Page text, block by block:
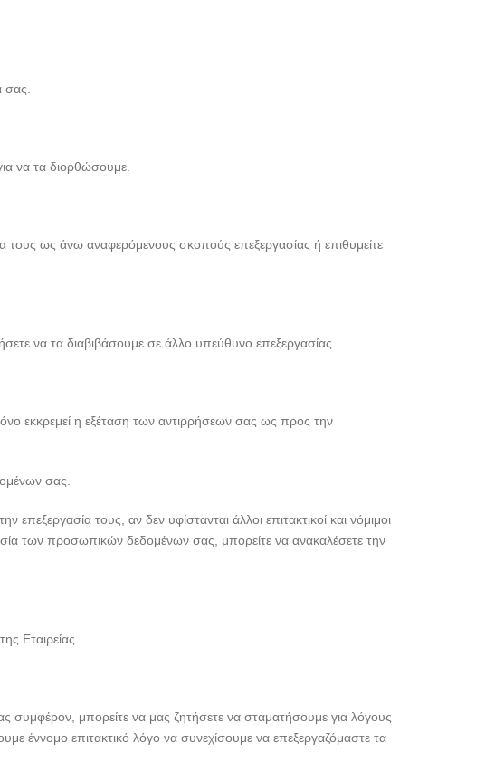
σας.
να τα διορθώσουμε.
τους ως άνω αναφερόμενους σκοπούς επεξεργασίας ή επιθυμείτε
να τα διαβιβάσουμε σε άλλο υπεύθυνο επεξεργασίας.
εκκρεμεί η εξέταση των αντιρρήσεων σας ως προς την
σας.
τους, αν δεν υφίστανται άλλοι επιτακτικοί και νόμιμοι
των προσωπικών δεδομένων σας, μπορείτε να ανακαλέσετε την
Εταιρείας.
συμφέρον, μπορείτε να μας ζητήσετε να σταματήσουμε για λόγους
έννομο επιτακτικό λόγο να συνεχίσουμε να επεξεργαζόμαστε τα